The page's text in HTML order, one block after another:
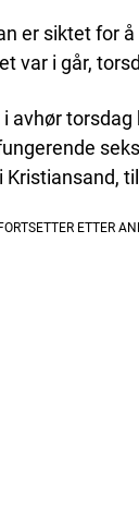
er siktet for
var i går,
torsdag
til